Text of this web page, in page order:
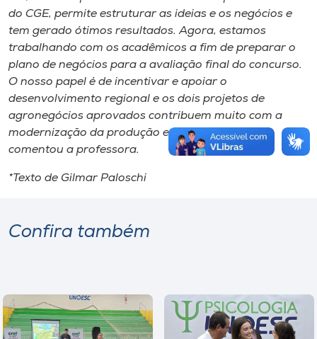
do CGE, permite estruturar as ideias e os negócios e
tem gerado ótimos resultados. Agora, estamos
trabalhando com os acadêmicos a fim de preparar o
plano de negócios para a avaliação final do concurso.
O nosso papel é de incentivar e apoiar o
desenvolvimento regional e os dois projetos de
agronegócios aprovados contribuem muito com a
modernização da produção em nossa região —
comentou a professora.
*Texto de Gilmar Paloschi
Confira também